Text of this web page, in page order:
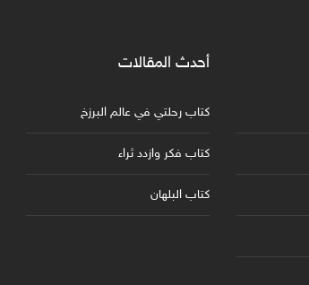
أحدث المقالات
كتاب رحلتي في عالم البرزخ
كتاب فكر وازدد ثراء
كتاب البلهان